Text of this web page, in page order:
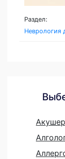
Раздел:
Неврология